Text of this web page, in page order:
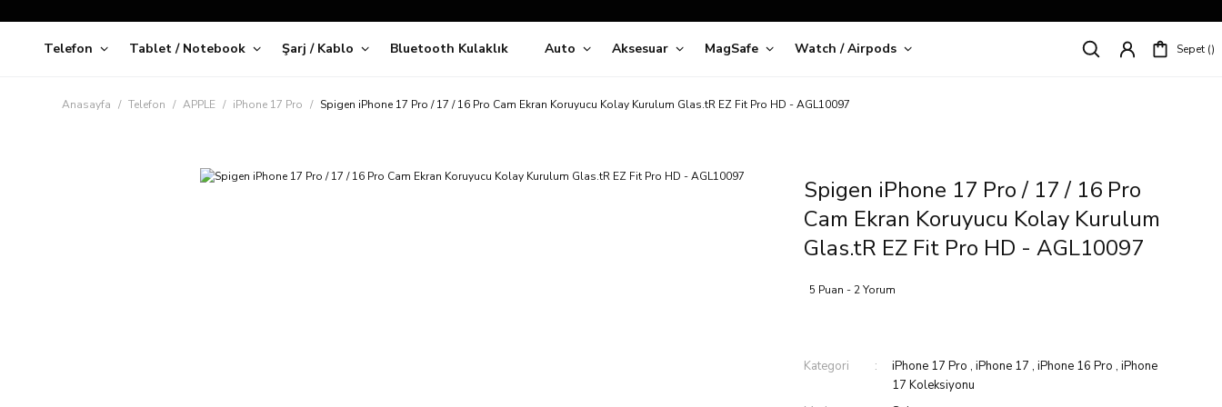
Siparişleriniz
5 İş Günü İçerisinde Kargoda!
Kapıda Ödeme Kolaylığı, Kredi Kartı ile Taksitli Hızlı ve Güvenli Alışveriş!
Süper İndirimli Fiyatlar
Telefon Tablet / Notebook Şarj / Kablo Bluetooth Kulaklık Auto Aksesuar MagSafe Watch / Airpods Sepet
Anasayfa Telefon APPLE iPhone 17 Pro Spigen iPhone 17 Pro / 17 / 16 Pro Cam Ekran Koruyucu Kolay Kurulum Glas.tR EZ Fit Pro HD - AGL10097
Spigen iPhone 17 Pro / 17 / 16 Pro
Cam Ekran Koruyucu Kolay Kurulum
Glas.tR EZ Fit Pro HD - AGL10097
5 Puan - 2 Yorum
Kategori iPhone 17 Pro ,iPhone 17 ,iPhone 16 Pro ,iPhone
17 Koleksiyonu